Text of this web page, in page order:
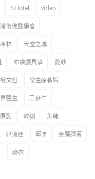
在石起」霸氣回歸
S Hotel video
復健醫學會
坪林 天空之城
布袋戲風箏 愛紗
柯文哲 樂生療養院
醫生 王泉仁
愛 紋繡 美睫
浪流連 邱澤 金屬彈簧
麻衣